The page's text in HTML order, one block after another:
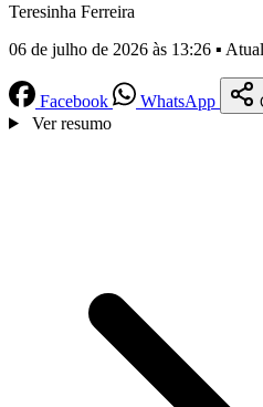
Teresinha Ferreira
06 de julho de 2026 às 13:26 ▪
Facebook WhatsApp
Ver resumo